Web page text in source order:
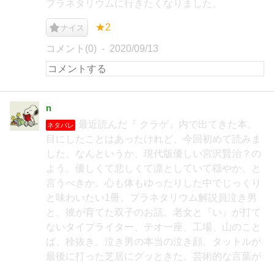
プラネタリウムに行きたくなりました。
ナイス ★2
コメント(0) 2020/09/13
n
ネタバレ
最近読んだ『 クラゲ』内で出てきた本。
目にしたことはあったけれど、今回初めて読みま
した。なんというか、現代版優しい宮沢賢治？の
よう。優しくて悲しくて凛としていて穏やか、と
言うべきか。心も体もゆったりした中でじっくり
と味わいたい1冊。プラネタリウム解説員泣き男
と、彼が育てた双子のお話。老女と『い』が打て
ないタイプライター、テオ一座、工場、山のこと
ば、栓抜き。泣き男の本当の泣き顔。タットルが
最後に打った芝居にグッときた。芸術的な言葉が